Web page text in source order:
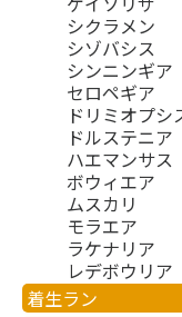
シクラメン
シゾバシス
シンニンギア
セロペギア
ドリミオプシ
ドルステニア
ハエマンサス
ボウィエア
ムスカリ
モラエア
ラケナリア
レデボウリア
着生ラン